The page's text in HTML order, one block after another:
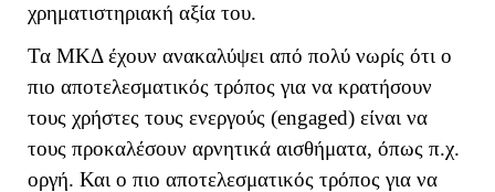
χρηματιστηριακή αξία του.
Τα ΜΚΔ έχουν ανακαλύψει από πολύ νωρίς ότι ο
πιο αποτελεσματικός τρόπος για να κρατήσουν
τους χρήστες τους ενεργούς (engaged) είναι να
τους προκαλέσουν αρνητικά αισθήματα, όπως π.χ.
οργή. Και ο πιο αποτελεσματικός τρόπος για να